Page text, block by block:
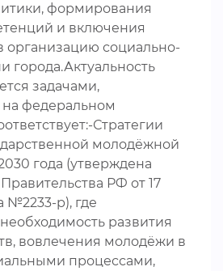
формирования
и включения
организацию социально-
города.Актуальность
задачами,
федеральном
Стратегии
молодёжной
года (утверждена
РФ от 17
№2233-р), где
развития
вовлечения молодёжи в
процессами,